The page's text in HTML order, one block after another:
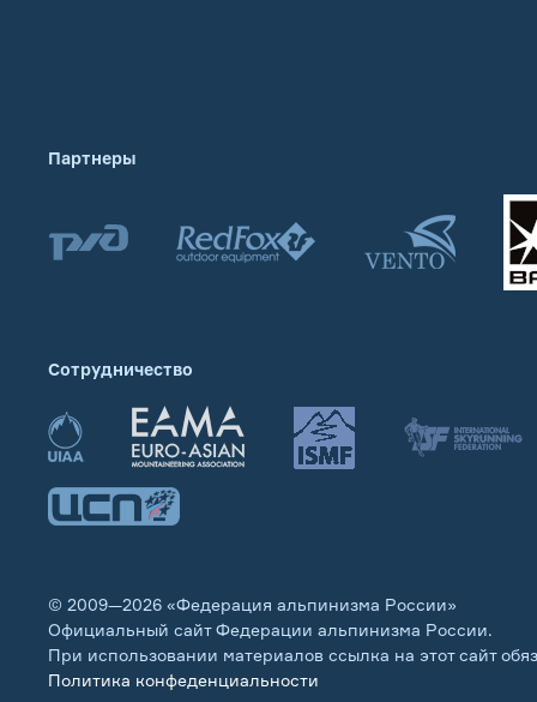
Партнеры
Сотрудничество
© 2009—2026 «Федерация альпинизма России»
Официальный сайт Федерации альпинизма России.
При использовании материалов ссылка на этот сайт
Политика конфеденциальности